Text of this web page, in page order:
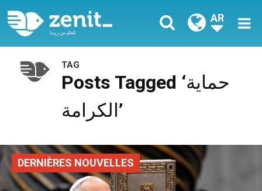
AR
TAG
Posts Tagged ‘حماية
الكرامة’
DERNIÈRES NOUVELLES